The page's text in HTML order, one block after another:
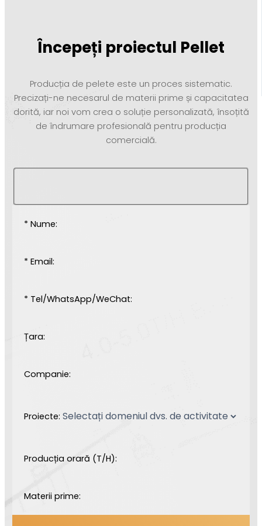
Începeți proiectul Pellet
Producția de pelete este un proces sistematic.
Precizați-ne necesarul de materii prime și capacitatea
dorită, iar noi vom crea o soluție personalizată, însoțită
de îndrumare profesională pentru producția
comercială.
* Nume:
* Email:
* Tel/WhatsApp/WeChat:
Țara:
Companie:
Proiecte:
Producția orară (T/H):
Materii prime: